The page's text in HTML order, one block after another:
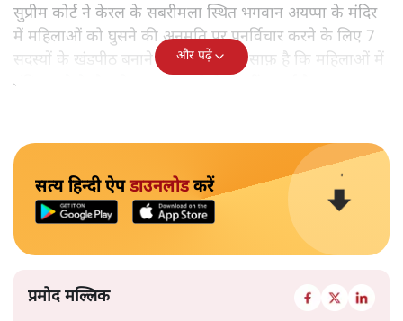
सुप्रीम कोर्ट ने केरल के सबरीमला स्थित भगवान अयप्पा के मंदिर
में महिलाओं को घुसने की अनुमति पर पुनर्विचार करने के लिए 7
सदस्यों के खंडपीठ बनाने को कहा। इससे साफ़ है कि महिलाओं में
मंदिर जाने के फ़ैसले पर सरकार ने रोक नहीं लगाई है।
और पढ़ें
सत्य हिन्दी ऐपडाउनलोडकरें
प्रमोद मल्लिक